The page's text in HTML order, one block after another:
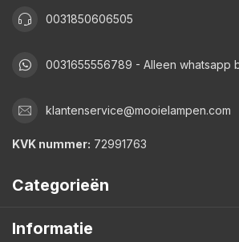
0031850606505
0031655556789 - Alleen whatsapp
klantenservice@mooielampen.com
KVK nummer: 72991763
Categorieën
Informatie